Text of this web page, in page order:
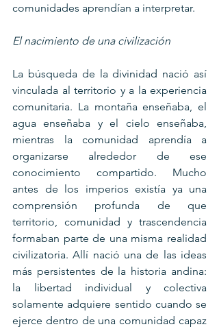
comunidades aprendían a interpretar.
El nacimiento de una civilización
La búsqueda de la divinidad nació así
vinculada al territorio y a la experiencia
comunitaria. La montaña enseñaba, el
agua enseñaba y el cielo enseñaba,
mientras la comunidad aprendía a
organizarse alrededor de ese
conocimiento compartido. Mucho
antes de los imperios existía ya una
comprensión profunda de que
territorio, comunidad y trascendencia
formaban parte de una misma realidad
civilizatoria. Allí nació una de las ideas
más persistentes de la historia andina:
la libertad individual y colectiva
solamente adquiere sentido cuando se
ejerce dentro de una comunidad capaz